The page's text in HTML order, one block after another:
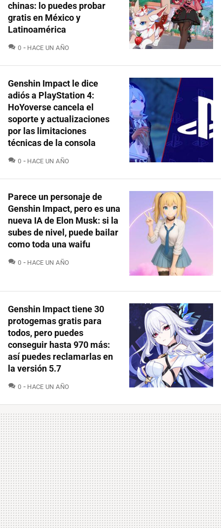
chinas: lo puedes probar
gratis en México y
Latinoamérica
0 COMENTARIOS
HACE UN AÑO
Genshin Impact le dice
adiós a PlayStation 4:
HoYoverse cancela el
soporte y actualizaciones
por las limitaciones
técnicas de la consola
0 COMENTARIOS
HACE UN AÑO
Parece un personaje de
Genshin Impact, pero es una
nueva IA de Elon Musk: si la
subes de nivel, puede bailar
como toda una waifu
0 COMENTARIOS
HACE UN AÑO
Genshin Impact tiene 30
protogemas gratis para
todos, pero puedes
conseguir hasta 970 más:
así puedes reclamarlas en
la versión 5.7
0 COMENTARIOS
HACE UN AÑO